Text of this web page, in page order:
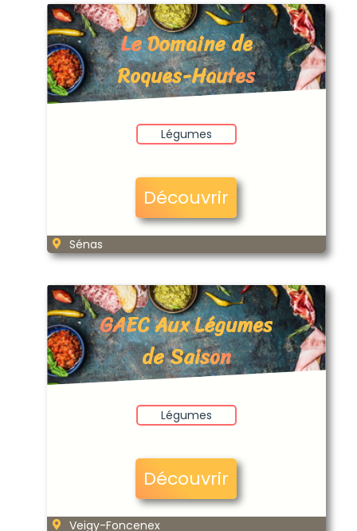
Le Domaine de
Roques-Hautes
Légumes
Découvrir
Sénas
GAEC Aux Légumes
de Saison
Légumes
Découvrir
Veigy-Foncenex